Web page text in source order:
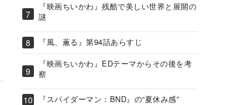
『映画ちいかわ』残酷で美しい世界と展開の
謎
『風、薫る』第94話あらすじ
『映画ちいかわ』EDテーマからその後を考
察
『スパイダーマン：BND』の“夏休み感”